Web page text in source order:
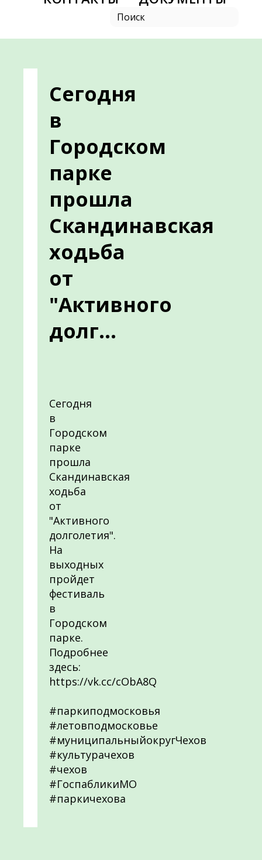
Сегодня
в
Городском
парке
прошла
Скандинавская
ходьба
от
"Активного
долг...
Сегодня
в
Городском
парке
прошла
Скандинавская
ходьба
от
"Активного
долголетия".
На
выходных
пройдет
фестиваль
в
Городском
парке.
Подробнее
здесь:
https://vk.cc/cObA8Q
#паркиподмосковья
#летовподмосковье
#муниципальныйокругЧехов
#культурачехов
#чехов
#ГоспабликиМО
#паркичехова